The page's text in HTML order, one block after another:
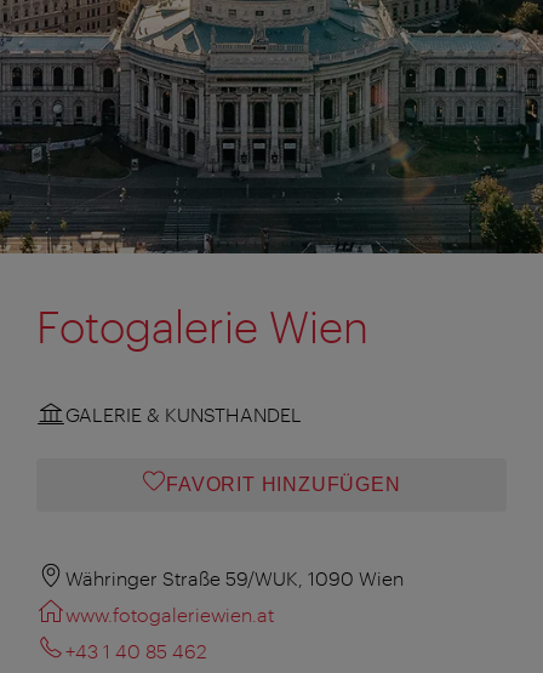
Fotogalerie Wien
GALERIE & KUNSTHANDEL
FAVORIT HINZUFÜGEN
Währinger Straße 59/WUK, 1090 Wien
www.fotogaleriewien.at
+43 1 40 85 462